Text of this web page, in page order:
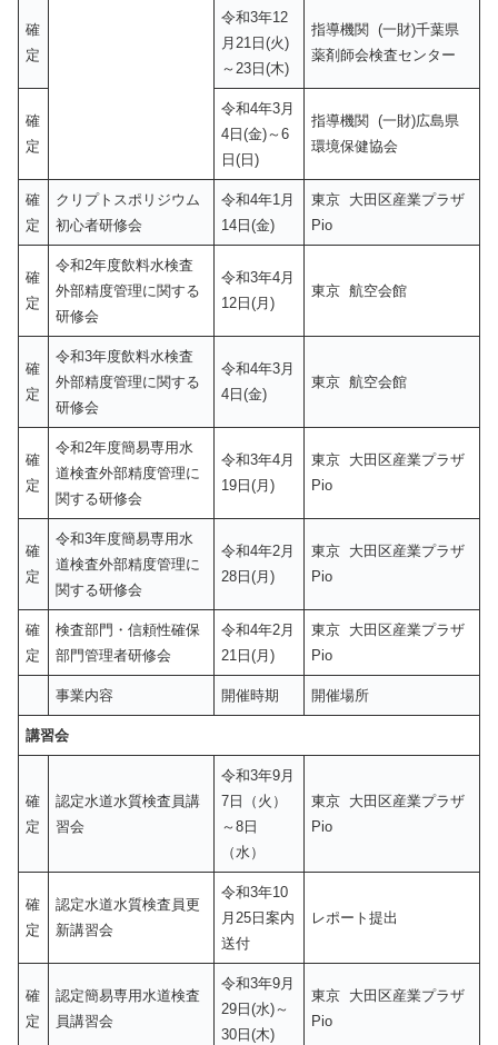
確
定
令和3年12
月21日(火)
～23日(木)
指導機関 (一財)千葉県
薬剤師会検査センター
確
定
令和4年3月
4日(金)～6
日(日)
指導機関 (一財)広島県
環境保健協会
確
定
クリプトスポリジウム
初心者研修会
令和4年1月
14日(金)
東京 大田区産業プラザ
Pio
確
定
令和2年度飲料水検査
外部精度管理に関する
研修会
令和3年4月
12日(月)
東京 航空会館
確
定
令和3年度飲料水検査
外部精度管理に関する
研修会
令和4年3月
4日(金)
東京 航空会館
確
定
令和2年度簡易専用水
道検査外部精度管理に
関する研修会
令和3年4月
19日(月)
東京 大田区産業プラザ
Pio
確
定
令和3年度簡易専用水
道検査外部精度管理に
関する研修会
令和4年2月
28日(月)
東京 大田区産業プラザ
Pio
確
定
検査部門・信頼性確保
部門管理者研修会
令和4年2月
21日(月)
東京 大田区産業プラザ
Pio
事業内容 開催時期 開催場所
講習会
確
定
認定水道水質検査員講
習会
令和3年9月
7日（火）
～8日
（水）
東京 大田区産業プラザ
Pio
確
定
認定水道水質検査員更
新講習会
令和3年10
月25日案内
送付
レポート提出
確
定
認定簡易専用水道検査
員講習会
令和3年9月
29日(水)～
30日(木)
東京 大田区産業プラザ
Pio